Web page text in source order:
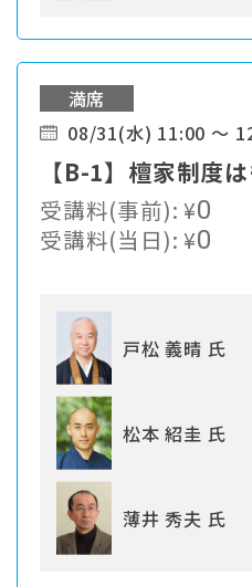
満席
08/31(水) 11:00 ～
【B-1】檀家制度
受講料(事前):¥0
受講料(当日):¥0
戸松 義晴 氏
松本 紹圭 氏
薄井 秀夫 氏